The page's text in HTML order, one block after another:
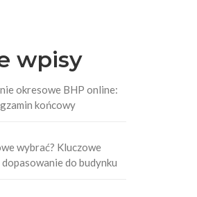
wpisy
okresowe BHP online:
końcowy
wybrać? Kluczowe
do budynku